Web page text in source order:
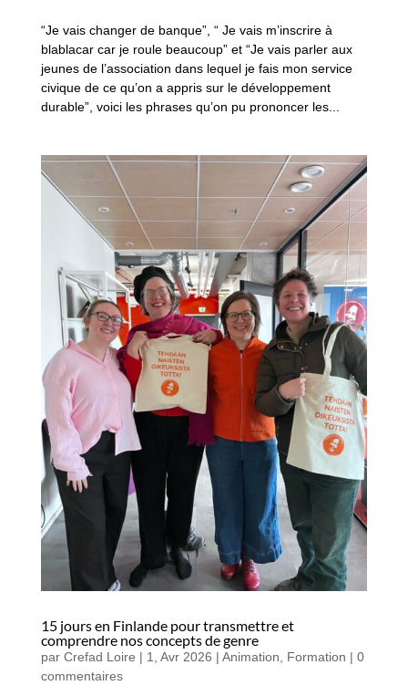
“Je vais changer de banque”, “ Je vais m’inscrire à
blablacar car je roule beaucoup” et “Je vais parler aux
jeunes de l’association dans lequel je fais mon service
civique de ce qu’on a appris sur le développement
durable”, voici les phrases qu’on pu prononcer les...
15 jours en Finlande pour transmettre et
comprendre nos concepts de genre
par Crefad Loire | 1, Avr 2026 | Animation Formation | 0
commentaires